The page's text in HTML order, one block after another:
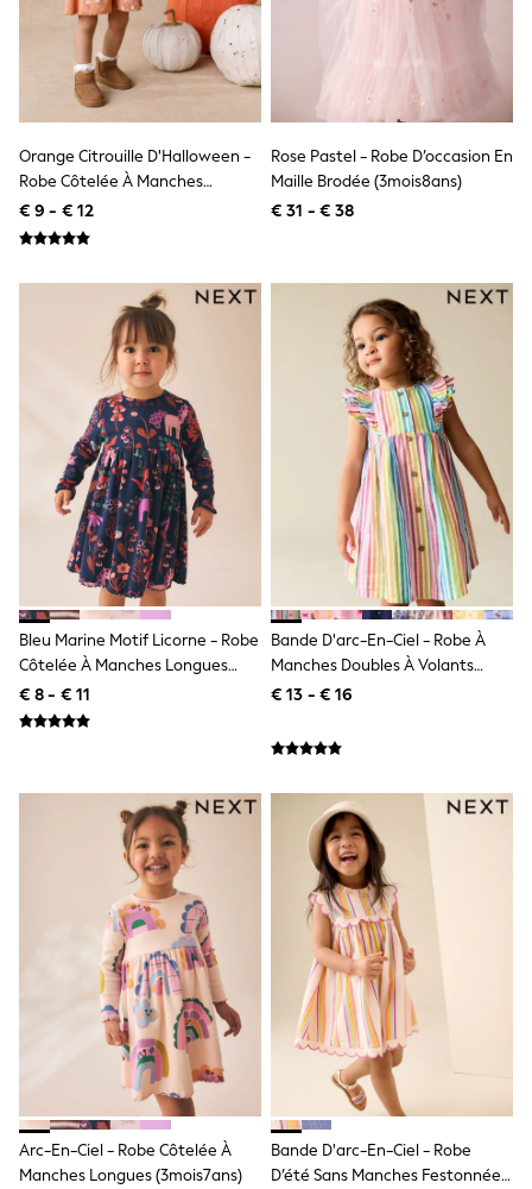
Shackets
Puddlesuits
Gilets
Fleeces
Teddy Borg
Snowsuits
All Footwear
Trainers
Wellies
Wide Fit
Shoes
All Underwear
Nighties
Pyjamas
Robes
Socks & Tights
All Bags & Accessories
Bags
All Occasionwear
All Partywear
Wedding
Dresses
Shoes
Cardigans
Skirts
Paw Patrol
Peppa Pig
Gaming
Harry Potter
Spider man
New In
Trainers
Hoodies & Sweatshirts
T-Shirts & Vests
Leggings
Swim
adidas
All Girls Brands
Lipsy Girl
Boden
Joules
Little Bird by Jools Oliver
Baker by Ted Baker
Orange Citrouille D'Halloween -
Robe Côtelée À Manches
Longues (3mois7ans)
€ 9 - € 12
Rose Pastel - Robe D’occasion En
Maille Brodée (3mois8ans)
€ 31 - € 38
Bleu Marine Motif Licorne - Robe
Côtelée À Manches Longues
(3mois7ans)
€ 8 - € 11
Bande D'arc-En-Ciel - Robe À
Manches Doubles À Volants
(3mois8ans)
€ 13 - € 16
Arc-En-Ciel - Robe Côtelée À
Manches Longues (3mois7ans)
Bande D'arc-En-Ciel - Robe
D’été Sans Manches Festonnée